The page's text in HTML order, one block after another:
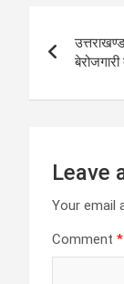
A
p
p
Leave
Your email
Comment *